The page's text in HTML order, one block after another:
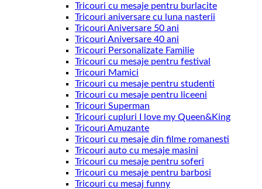
Tricouri cu mesaje pentru burlacite
Tricouri aniversare cu luna nasterii
Tricouri Aniversare 50 ani
Tricouri Aniversare 40 ani
Tricouri Personalizate Familie
Tricouri cu mesaje pentru festival
Tricouri Mamici
Tricouri cu mesaje pentru studenti
Tricouri cu mesaje pentru liceeni
Tricouri Superman
Tricouri cupluri I love my Queen&King
Tricouri Amuzante
Tricouri cu mesaje din filme romanesti
Tricouri auto cu mesaje masini
Tricouri cu mesaje pentru soferi
Tricouri cu mesaje pentru barbosi
Tricouri cu mesaj funny